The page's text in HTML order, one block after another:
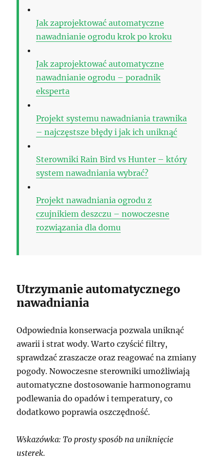
Jak zaprojektować automatyczne
nawadnianie ogrodu krok po kroku
Jak zaprojektować automatyczne
nawadnianie ogrodu – poradnik
eksperta
Projekt systemu nawadniania trawnika
– najczęstsze błędy i jak ich uniknąć
Sterowniki Rain Bird vs Hunter – który
system nawadniania wybrać?
Projekt nawadniania ogrodu z
czujnikiem deszczu – nowoczesne
rozwiązania dla domu
Utrzymanie automatycznego
nawadniania
Odpowiednia konserwacja pozwala uniknąć
awarii i strat wody. Warto czyścić filtry,
sprawdzać zraszacze oraz reagować na zmiany
pogody. Nowoczesne sterowniki umożliwiają
automatyczne dostosowanie harmonogramu
podlewania do opadów i temperatury, co
dodatkowo poprawia oszczędność.
Wskazówka: To prosty sposób na uniknięcie
usterek.